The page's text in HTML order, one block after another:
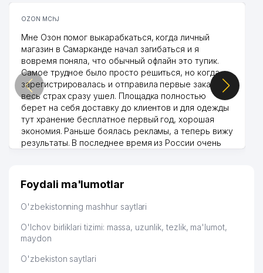
SUMITOMO CORPORATION
VAKOLATXONA
46 BOLALAR BOG'CHASI №389 220 м
47 LIGHT FLIGHT TOUR MChJ 222 м
48 FLORA SERVICE MChJ 223 м
50
RAM DIS TICARET A.S.M.
52
OZON MChJ
Мне Озон помог выкарабкаться, когда личный
магазин в Самарканде начал загибаться и я
вовремя поняла, что обычный офлайн это тупик.
Самое трудное было просто решиться, но когда
зарегистрировалась и отправила первые заказы,
весь страх сразу ушел. Площадка полностью
берет на себя доставку до клиентов и для одежды
тут хранение бесплатное первый год, хорошая
экономия. Раньше боялась рекламы, а теперь вижу
результаты. В последнее время из России очень
дальше развиваюсь потихоньку😊
Hamida 03.08.2026 12:45:39
Foydali ma'lumotlar
O'zbekistonning mashhur saytlari
O'lchov birliklari tizimi: massa, uzunlik, tezlik, ma'lumot,
maydon
O'zbekiston saytlari